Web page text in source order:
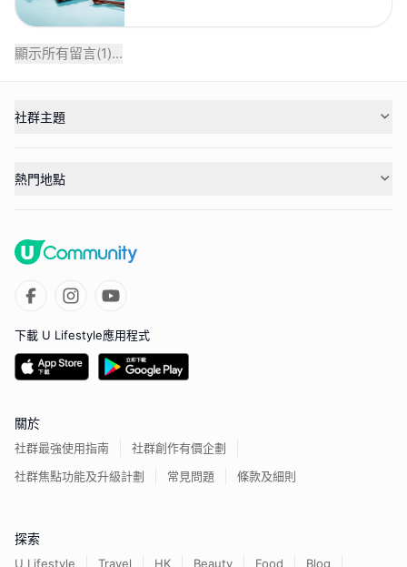
顯示所有留言(1)...
社群主題
熱門地點
下載 U Lifestyle應用程式
關於
社群最強使用指南
社群創作有價企劃
社群焦點功能及升級計劃
常見問題 條款及細則
探索
U Lifestyle Travel HK Beauty Food Blog